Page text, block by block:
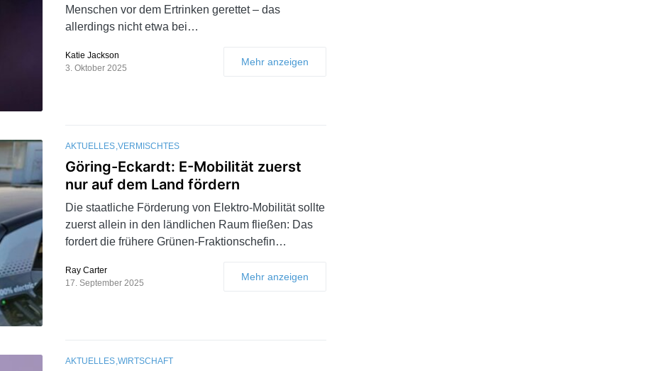
Menschen vor dem Ertrinken gerettet – das
allerdings nicht etwa bei…
Katie Jackson
3. Oktober 2025
Mehr anzeigen
AKTUELLES VERMISCHTES
Göring-Eckardt: E-Mobilität zuerst
nur auf dem Land fördern
Die staatliche Förderung von Elektro-Mobilität sollte
zuerst allein in den ländlichen Raum fließen: Das
fordert die frühere Grünen-Fraktionschefin…
Ray Carter
17. September 2025
Mehr anzeigen
AKTUELLES WIRTSCHAFT